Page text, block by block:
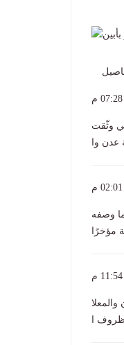
وثّقت
عدن وا
وصفه
مؤخرًا
ا